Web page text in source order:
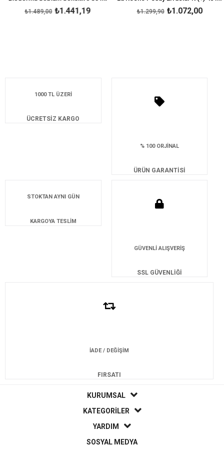
₺1.441,19
₺1.489,00 ₺1.072,00
₺1.299,90
1000 TL ÜZERİ
ÜCRETSİZ KARGO
% 100 ORJİNAL
ÜRÜN GARANTİSİ
STOKTAN AYNI GÜN
KARGOYA TESLİM
GÜVENLİ ALIŞVERİŞ
SSL GÜVENLİĞİ
İADE / DEĞİŞİM
FIRSATI
KURUMSAL
KATEGORİLER
YARDIM
SOSYAL MEDYA